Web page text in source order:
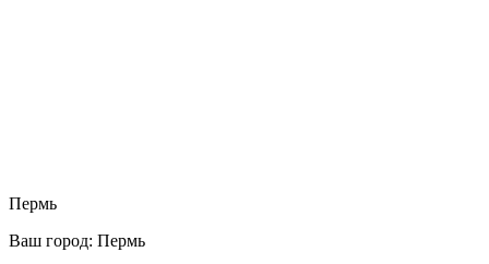
Пермь
Ваш город: Пермь